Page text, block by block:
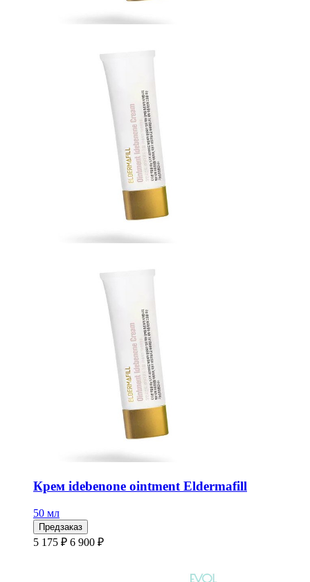
Крем idebenone ointment Eldermafill
50 мл
Предзаказ
5 175 ₽ 6 900 ₽